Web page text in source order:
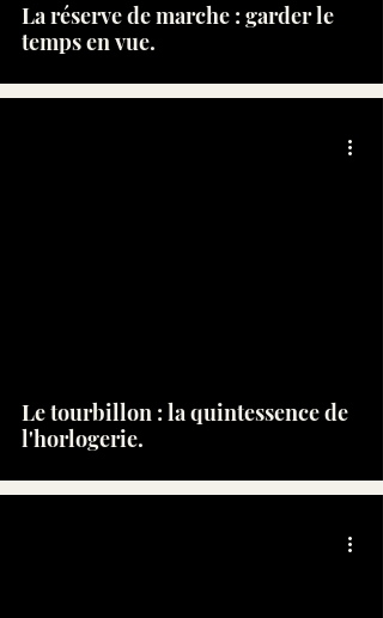
La réserve de marche : garder le
temps en vue.
Le tourbillon : la quintessence de
l'horlogerie.